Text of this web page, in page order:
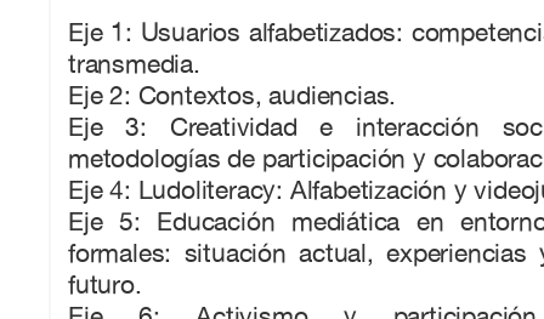
Eje 1: Usuarios alfabetizados:
transmedia.
Eje 2: Contextos, audiencias.
Eje 3: Creatividad e interacción
metodologías de participación y
Eje 4: Ludoliteracy: Alfabetización y
Eje 5: Educación mediática en
formales: situación actual, experiencias
futuro.